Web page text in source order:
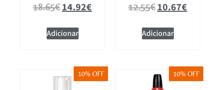
18.65€14.92€
Adicionar
12.55€10.67€
Adicionar
10% OFF 10% OFF